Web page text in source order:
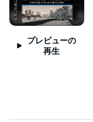
プレビューの
再生